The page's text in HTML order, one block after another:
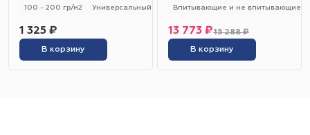
100 - 200 гр/м2 Универсальный
1 325 ₽
В корзину
Впитывающие и не впитывающие
15 288 ₽
13 773 ₽
В корзину